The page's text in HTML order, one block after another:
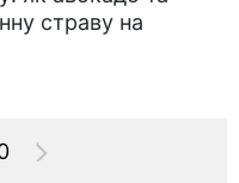
страву на